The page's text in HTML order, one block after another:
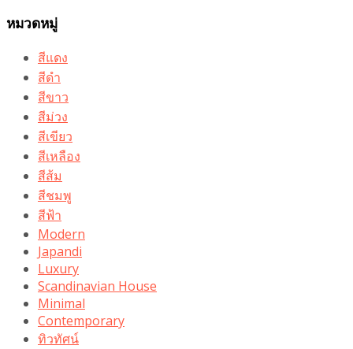
หมวดหมู่
สีแดง
สีดำ
สีขาว
สีม่วง
สีเขียว
สีเหลือง
สีส้ม
สีชมพู
สีฟ้า
Modern
Japandi
Luxury
Scandinavian House
Minimal
Contemporary
ทิวทัศน์